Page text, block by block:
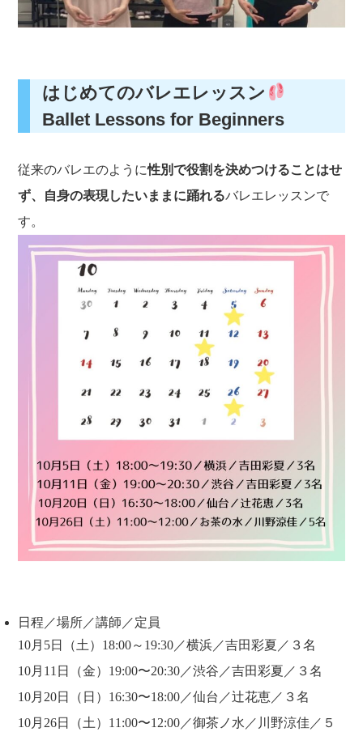
はじめてのバレエレッスン
Ballet Lessons for Beginners
従来のバレエのように性別で役割を決めつけることはせ
ず、自身の表現したいままに踊れるバレエレッスンで
す。
日程／場所／講師／定員
10月5日（土）18:00～19:30／横浜／吉田彩夏／３名
10月11日（金）19:00〜20:30／渋谷／吉田彩夏／３名
10月20日（日）16:30〜18:00／仙台／辻花恵／３名
10月26日（土）11:00〜12:00／御茶ノ水／川野涼佳／５